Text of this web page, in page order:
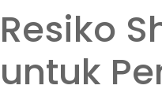
Resiko
untuk